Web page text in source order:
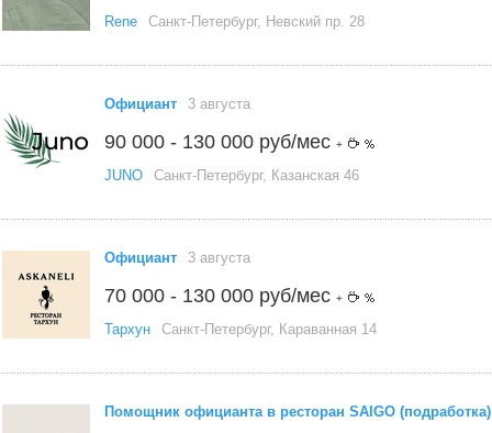
Rene Санкт-Петербург, Невский пр. 28
Официант 3 августа
90 000 - 130 000 руб/мес +
JUNO Санкт-Петербург, Казанская 46
Официант 3 августа
70 000 - 130 000 руб/мес +
Тархун Санкт-Петербург, Караванная 14
Помощник официанта в ресторан SAIGO (подработка)